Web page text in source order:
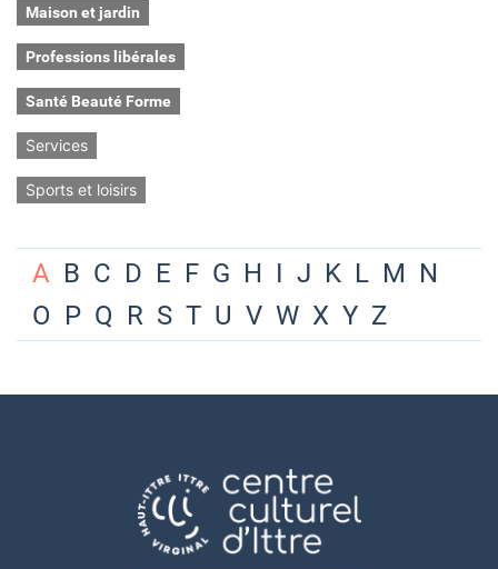
Maison et jardin
Professions libérales
Santé Beauté Forme
Services
Sports et loisirs
A B C D E F G H I J K L M N
O P Q R S T U V W X Y Z